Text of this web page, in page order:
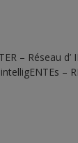
– Réseau
–